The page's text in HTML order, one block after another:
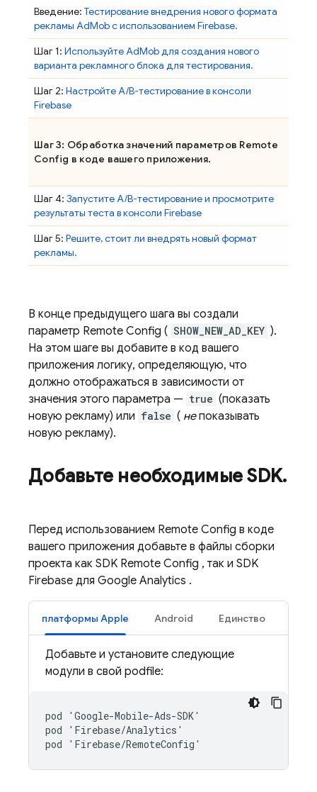
Введение: Тестирование внедрения нового формата
рекламы AdMobс использованием Firebase.
Шаг 1: ИспользуйтеAdMobдля создания нового
варианта рекламного блока для тестирования.
Шаг 2: Настройте A/B-тестирование в консоли
Firebase
Шаг 3: Обработка значений параметров Remote
Config в коде вашего приложения.
Шаг 4: Запустите A/B-тестирование и просмотрите
результаты теста в консоли Firebase
Шаг 5: Решите, стоит ли внедрять новый формат
рекламы.
В конце предыдущего шага вы создали
параметр Remote Config ( SHOW_NEW_AD_KEY ).
На этом шаге вы добавите в код вашего
приложения логику, определяющую, что
должно отображаться в зависимости от
значения этого параметра — true (показать
новую рекламу) или false ( непоказывать
новую рекламу).
Добавьте необходимые SDK.
Перед использованием Remote Config в коде
вашего приложения добавьте в файлы сборки
проекта как SDK Remote Config , так и SDK
Firebase для Google Analytics .
платформы Apple Android Единство
Добавьте и установите следующие
модули в свой podfile:
pod 'Google-Mobile-Ads-SDK'
pod 'Firebase/Analytics'